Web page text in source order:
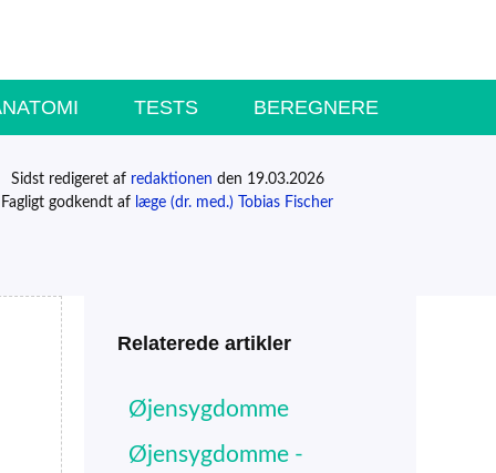
TESTS BEREGNERE
Sidst redigeret af redaktionen den 19.03.2026
Fagligt godkendt af læge (dr. med.) Tobias Fischer
Relaterede artikler
Øjensygdomme
Øjensygdomme -